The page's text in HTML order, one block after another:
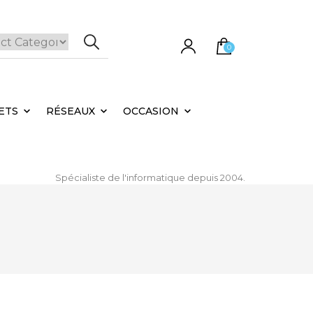
0
RÉSEAUX OCCASION
Spécialiste de l'informatique depuis 2004.